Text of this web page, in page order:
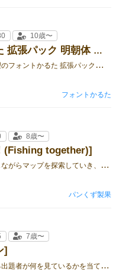
[フォントかるた 拡張パック 明朝体 本文用二十五書体]
最
難関！！マニア待望のフォントかるた 拡張パック登場！
10歳〜
フォントかるた
(Fishing together)]
ト
リックテイキングしながらマップを探索していき、全員同じの手札を使いこなし、一番多くの魚を取りましょう！
8歳〜
パンくず製果
]
布
からひょっこりする出題者が何を見ているかを当てるゲーム！
7歳〜